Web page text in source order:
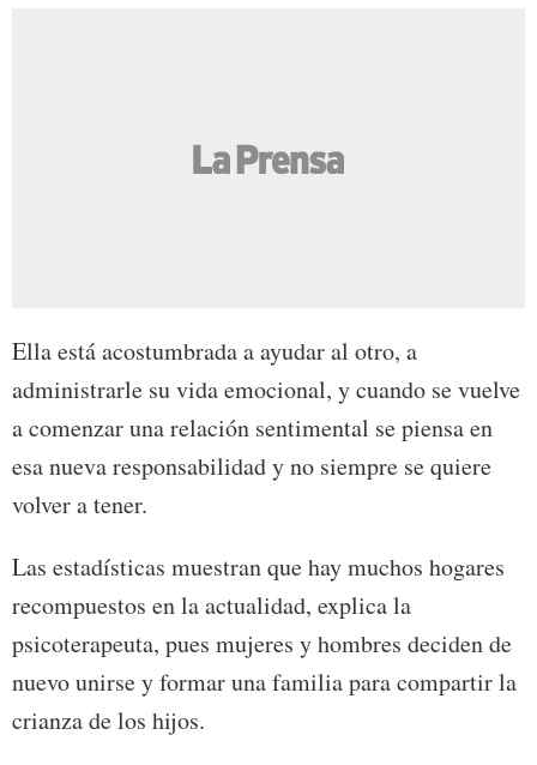
Ella está acostumbrada a ayudar al otro, a
administrarle su vida emocional, y cuando se vuelve
a comenzar una relación sentimental se piensa en
esa nueva responsabilidad y no siempre se quiere
volver a tener.
Las estadísticas muestran que hay muchos hogares
recompuestos en la actualidad, explica la
psicoterapeuta, pues mujeres y hombres deciden de
nuevo unirse y formar una familia para compartir la
crianza de los hijos.